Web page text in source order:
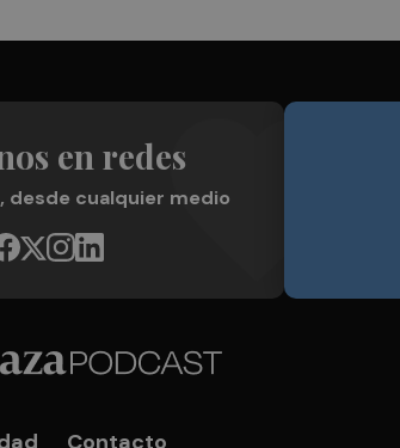
en redes
desde cualquier medio
Contacto